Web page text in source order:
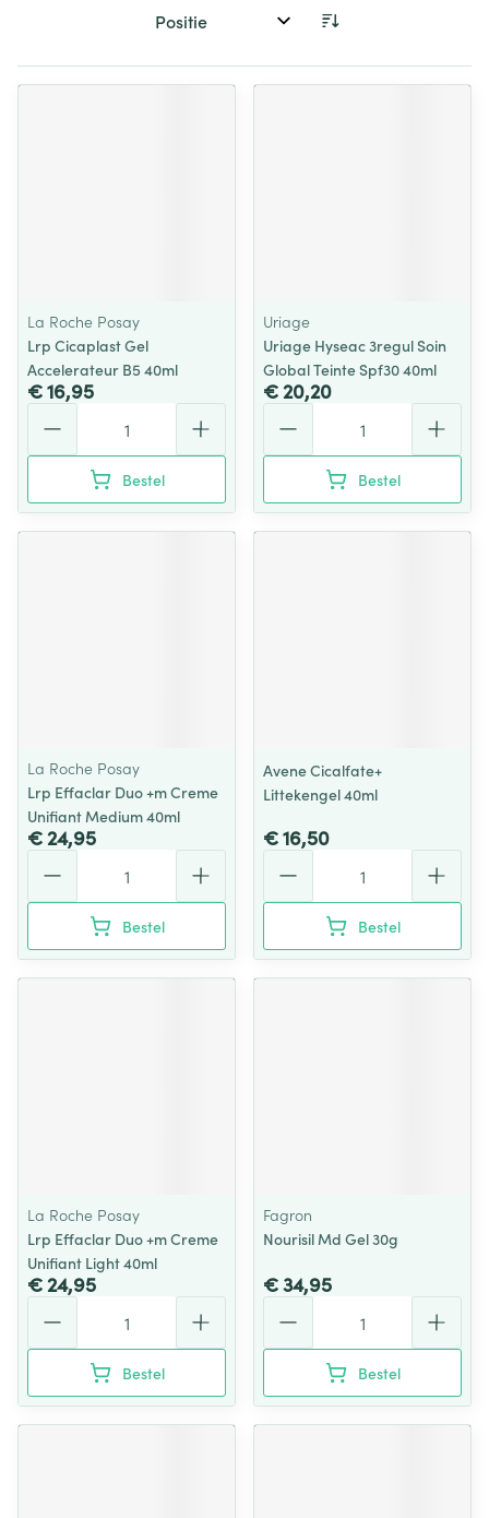
Sorteer op:
La Roche Posay
Lrp Cicaplast Gel
Accelerateur B5 40ml
€ 16,95
Bestel
Uriage
Uriage Hyseac 3regul Soin
Global Teinte Spf30 40ml
€ 20,20
Bestel
La Roche Posay
Lrp Effaclar Duo +m Creme
Unifiant Medium 40ml
€ 24,95
Bestel
Avene Cicalfate+
Littekengel 40ml
€ 16,50
Bestel
La Roche Posay
Lrp Effaclar Duo +m Creme
Unifiant Light 40ml
€ 24,95
Bestel
Fagron
Nourisil Md Gel 30g
€ 34,95
Bestel